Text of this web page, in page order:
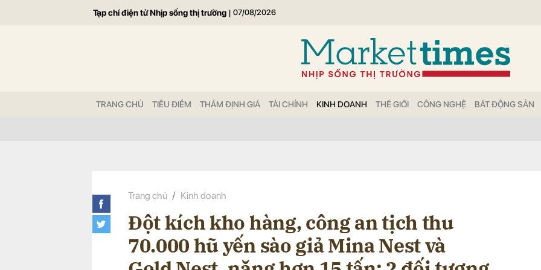
Tạp chí điện tử Nhịp sống thị trường | 07/08/2026
TRANG CHỦ TIÊU ĐIỂM THẨM ĐỊNH GIÁ TÀI CHÍNH KINH DOANH THẾ GIỚI CÔNG NGHỆ BẤT ĐỘNG SẢN
Trang chủ Kinh doanh
Đột kích kho hàng, công an tịch thu
70.000 hũ yến sào giả Mina Nest và
Gửi bình luận